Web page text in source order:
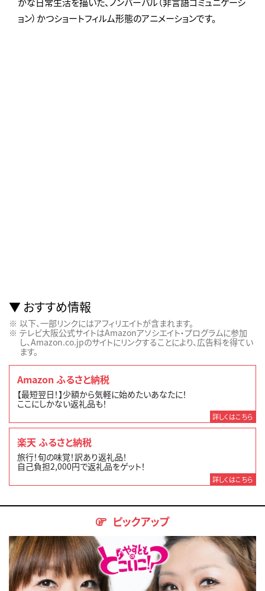
ョン）かつショートフィルム形態のアニメーションです。
おすすめ情報
以下、一部リンクにはアフィリエイトが含まれます。
テレビ大阪公式サイトはAmazonアソシエイト・プログラムに参加
し、Amazon.co.jpのサイトにリンクすることにより、広告料を得てい
ます。
Amazon ふるさと納税
【最短翌日！】少額から気軽に始めたいあなたに！
ここにしかない返礼品も！
詳しくはこちら
楽天 ふるさと納税
旅行！旬の味覚！訳あり返礼品！
自己負担2,000円で返礼品をゲット！
詳しくはこちら
ピックアップ